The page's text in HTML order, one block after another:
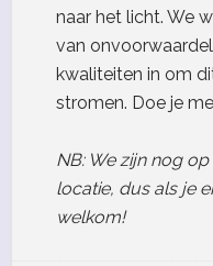
naar het licht. We
van
kwaliteiten in om
stromen. Doe je
NB: We zijn nog
locatie, dus als je
welkom!